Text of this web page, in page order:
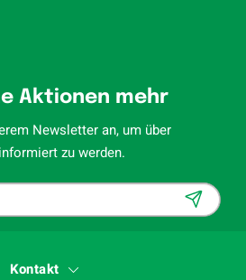
Aktionen mehr
Newsletter an, um über
zu werden.
Kontakt